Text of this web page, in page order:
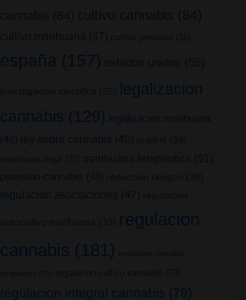
cannabis (64) cultivo cannabis (84)
cultivo marihuana (47) cultivo personal (35)
españa (157) estados unidos (55)
investigacion cientifica (39)
legalizacion
cannabis (129) legalizacion marihuana
(46) ley sobre cannabis (49) madrid (38)
marihuana legal (32) marihuana terapeutica (51)
posesion cannabis (45) reduccion riesgos (38)
regulacion asociaciones (47) regulacion
autocultivo marihuana (39)
regulacion
cannabis (181) regulacion cannabis
terapeutico (25) regulacion cultivo cannabis (33)
regulacion integral cannabis (79)